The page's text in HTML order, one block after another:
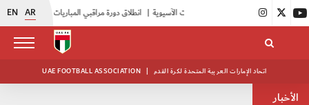
EN AR 15 فريقاً في بطولة النخبة لحرس الرئاسة | انطلاق دورة مراقبي المباريات المستجدين |
UAE FOOTBALL ASSOCIATION | اتحاد الإمارات العربية المتحدة لكرة القدم
الأخبار